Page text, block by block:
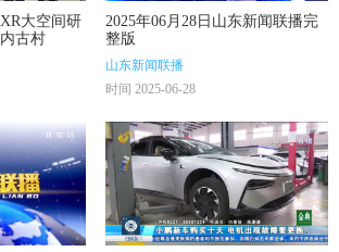
大空间研
古村
2025年06月28日山东新闻联播完
整版
山东新闻联播
时间 2025-06-28